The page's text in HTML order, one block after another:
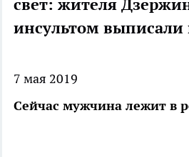
свет: жителя
инсультом выписали
7 мая 2019
Сейчас мужчина лежит в